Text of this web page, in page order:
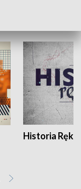
Historia Ręką